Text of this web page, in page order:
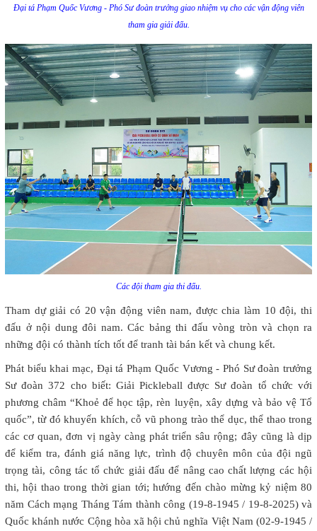
Đại tá Phạm Quốc Vương - Phó Sư đoàn trưởng giao nhiệm vụ cho các vận động viên
tham gia giải đấu.
Các đội tham gia thi đấu.
Tham dự giải có 20 vận động viên nam, được chia làm 10 đội, thi
đấu ở nội dung đôi nam. Các bảng thi đấu vòng tròn và chọn ra
những đội có thành tích tốt để tranh tài bán kết và chung kết.
Phát biểu khai mạc, Đại tá Phạm Quốc Vương - Phó Sư đoàn trưởng
Sư đoàn 372 cho biết: Giải Pickleball được Sư đoàn tổ chức với
phương châm “Khoẻ để học tập, rèn luyện, xây dựng và bảo vệ Tổ
quốc”, từ đó khuyến khích, cỗ vũ phong trào thể dục, thể thao trong
các cơ quan, đơn vị ngày càng phát triển sâu rộng; đây cũng là dịp
để kiểm tra, đánh giá năng lực, trình độ chuyên môn của đội ngũ
trọng tài, công tác tổ chức giải đấu để nâng cao chất lượng các hội
thi, hội thao trong thời gian tới; hướng đến chào mừng kỷ niệm 80
năm Cách mạng Tháng Tám thành công (19-8-1945 / 19-8-2025) và
Quốc khánh nước Cộng hòa xã hội chủ nghĩa Việt Nam (02-9-1945 /